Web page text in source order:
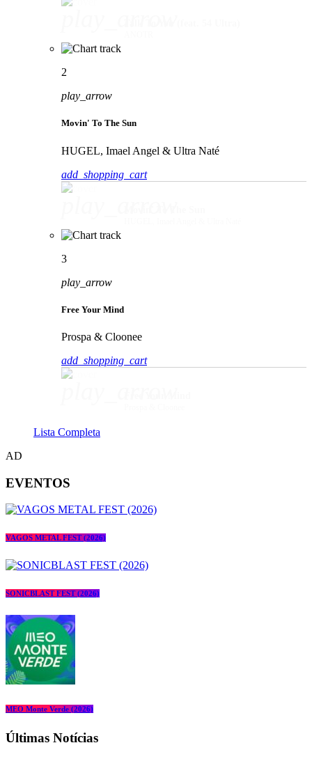
2
play_arrow
Movin' To The Sun
HUGEL, Imael Angel & Ultra Naté
add_shopping_cart
3
play_arrow
Free Your Mind
Prospa & Cloonee
add_shopping_cart
Lista Completa
AD
EVENTOS
VAGOS METAL FEST (2026)
SONICBLAST FEST (2026)
MEO Monte Verde (2026)
Últimas Notícias